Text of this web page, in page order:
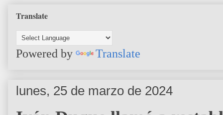
Translate
Powered by Translate
lunes, 25 de marzo de 2024